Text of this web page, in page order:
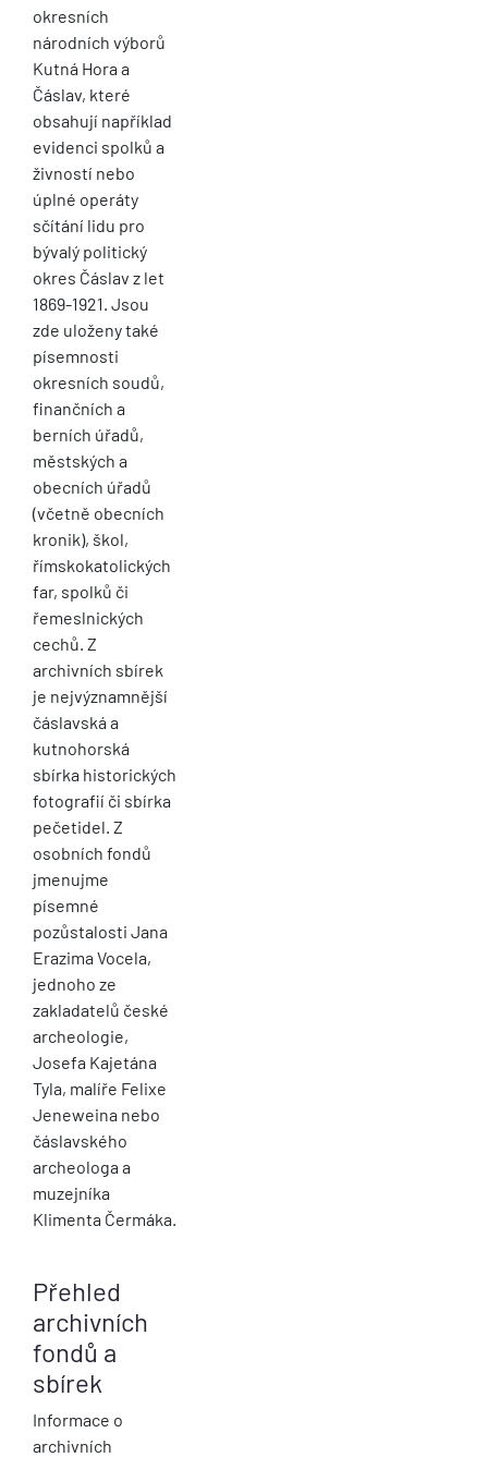
okresních
národních výborů
Kutná Hora a
Čáslav, které
obsahují například
evidenci spolků a
živností nebo
úplné operáty
sčítání lidu pro
bývalý politický
okres Čáslav z let
1869-1921. Jsou
zde uloženy také
písemnosti
okresních soudů,
finančních a
berních úřadů,
městských a
obecních úřadů
(včetně obecních
kronik), škol,
římskokatolických
far, spolků či
řemeslnických
cechů. Z
archivních sbírek
je nejvýznamnější
čáslavská a
kutnohorská
sbírka historických
fotografií či sbírka
pečetidel. Z
osobních fondů
jmenujme
písemné
pozůstalosti Jana
Erazima Vocela,
jednoho ze
zakladatelů české
archeologie,
Josefa Kajetána
Tyla, malíře Felixe
Jeneweina nebo
čáslavského
archeologa a
muzejníka
Klimenta Čermáka.
Přehled
archivních
fondů a
sbírek
Informace o
archivních